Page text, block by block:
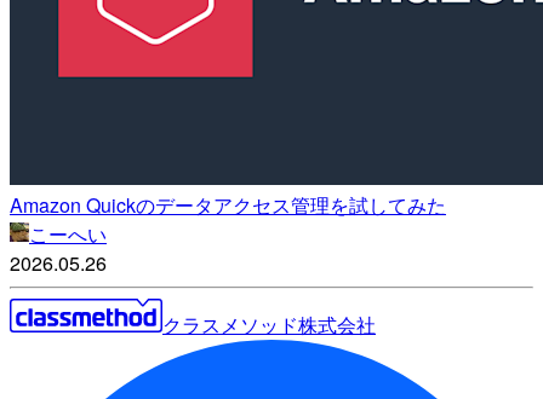
Amazon Quickのデータアクセス管理を試してみた
こーへい
2026.05.26
クラスメソッド株式会社